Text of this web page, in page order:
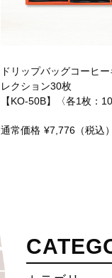
ドリップバッグコーヒ
レクション30枚
【KO-50B】〈各1枚：10
通常価格 ¥7,776 （税込）